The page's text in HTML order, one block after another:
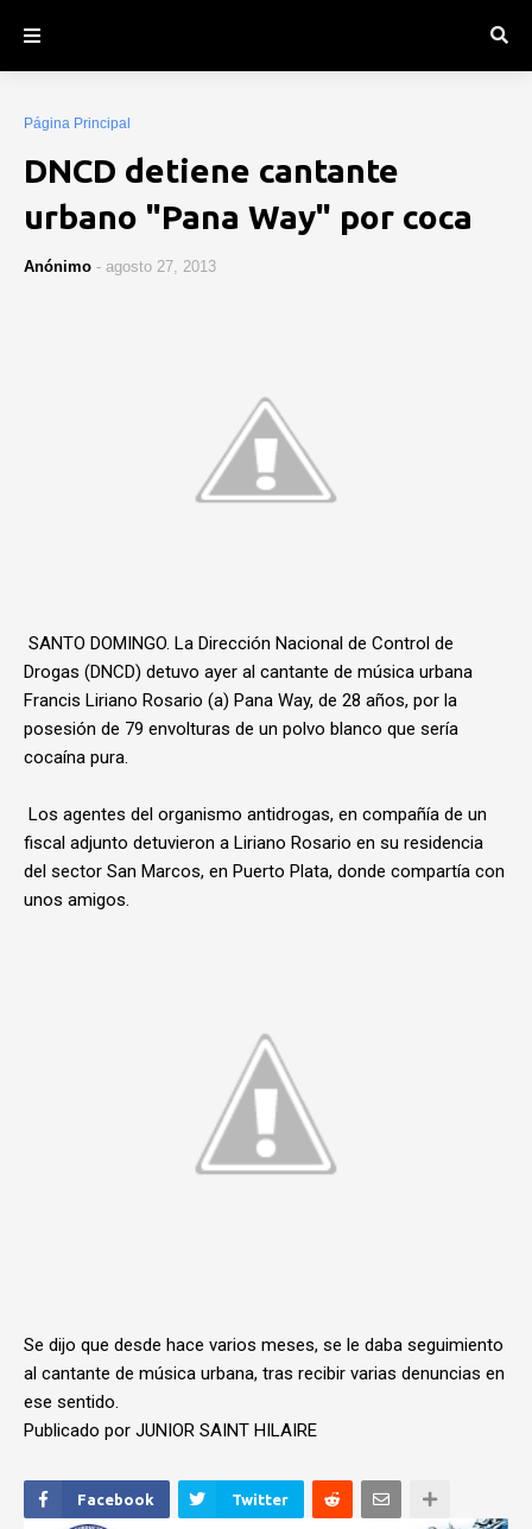
Página Principal
DNCD detiene cantante
urbano "Pana Way" por coca
Anónimo - agosto 27, 2013
SANTO DOMINGO. La Dirección Nacional de Control de
Drogas (DNCD) detuvo ayer al cantante de música urbana
Francis Liriano Rosario (a) Pana Way, de 28 años, por la
posesión de 79 envolturas de un polvo blanco que sería
cocaína pura.
Los agentes del organismo antidrogas, en compañía de un
fiscal adjunto detuvieron a Liriano Rosario en su residencia
del sector San Marcos, en Puerto Plata, donde compartía con
unos amigos.
Se dijo que desde hace varios meses, se le daba seguimiento
al cantante de música urbana, tras recibir varias denuncias en
ese sentido.
Publicado por JUNIOR SAINT HILAIRE
Facebook Twitter